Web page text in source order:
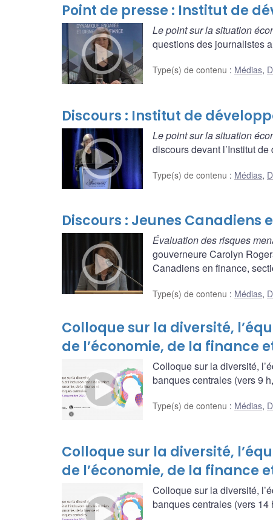
Point de presse : Institut de
Le point sur la situation
questions des journalistes
Type(s) de contenu : Médias,
Discours : Institut de
Le point sur la situation
discours devant l’Institut
Type(s) de contenu : Médias,
Discours : Jeunes Canadiens
Évaluation des risques
gouverneure Carolyn
Canadiens en finance,
Type(s) de contenu : Médias,
Colloque sur la diversité,
de l’économie, de la finance
Colloque sur la diversité,
banques centrales (vers 9
Type(s) de contenu : Médias,
Colloque sur la diversité,
de l’économie, de la finance
Colloque sur la diversité,
banques centrales (vers 14